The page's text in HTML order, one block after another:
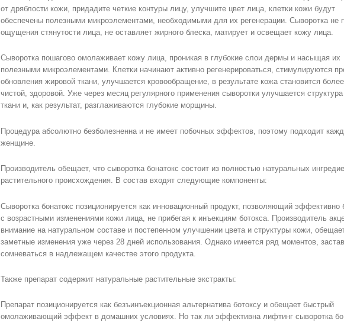
от дряблости кожи, придадите четкие контуры лицу, улучшите цвет лица, клетки кожи будут
обеспечены полезными микроэлементами, необходимыми для их регенерации. Сыворотка не
ощущения стянутости лица, не оставляет жирного блеска, матирует и освещает кожу лица.
Сыворотка пошагово омолаживает кожу лица, проникая в глубокие слои дермы и насыщая их
полезными микроэлементами. Клетки начинают активно регенерироваться, стимулируются
обновления жировой ткани, улучшается кровообращение, в результате кожа становится
чистой, здоровой. Уже через месяц регулярного применения сыворотки улучшается
ткани и, как результат, разглаживаются глубокие морщины.
Процедура абсолютно безболезненна и не имеет побочных эффектов, поэтому подходит
женщине.
Производитель обещает, что сыворотка бонатокс состоит из полностью натуральных
растительного происхождения. В состав входят следующие компоненты:
Сыворотка бонатокс позиционируется как инновационный продукт, позволяющий эффективно
с возрастными изменениями кожи лица, не прибегая к инъекциям ботокса. Производитель
внимание на натуральном составе и постепенном улучшении цвета и структуры кожи,
заметные изменения уже через 28 дней использования. Однако имеется ряд моментов,
сомневаться в надлежащем качестве этого продукта.
Также препарат содержит натуральные растительные экстракты:
Препарат позиционируется как безъинъекционная альтернатива ботоксу и обещает быстрый
омолаживающий эффект в домашних условиях. Но так ли эффективна лифтинг сыворотка